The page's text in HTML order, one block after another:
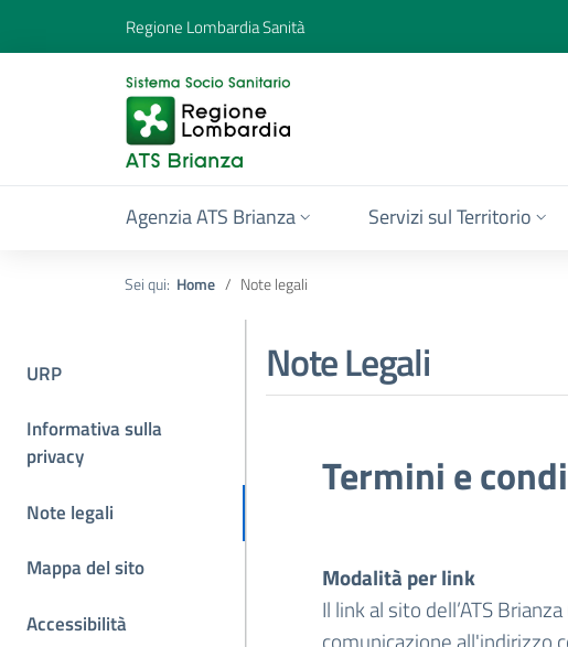
Regione Lombardia Sanità
Agenzia ATS Brianza Servizi sul Territorio
Sei qui: Home Note legali
URP
Informativa sulla
privacy
Note legali
Mappa del sito
Accessibilità
Note Legali
Termini e
Modalità per link
Il link al sito dell’ATS